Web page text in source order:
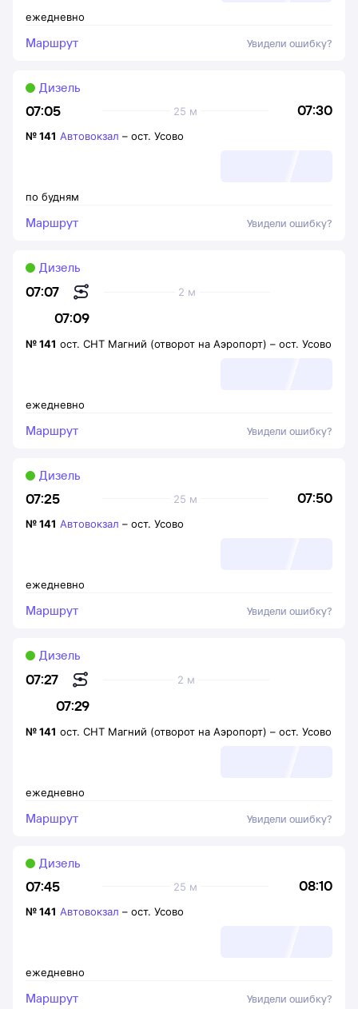
ежедневно
Маршрут Увидели ошибку?
07:05 07:30
25 м
Дизель
по будням
№141 Автовокзал – ост. Усово
Маршрут Увидели ошибку?
07:07
07:09
2 м
Дизель
ежедневно
№141 ост. СНТ Магний (отворот на Аэропорт) – ост. Усово
Маршрут Увидели ошибку?
07:25 07:50
25 м
Дизель
ежедневно
№141 Автовокзал – ост. Усово
Маршрут Увидели ошибку?
07:27
07:29
2 м
Дизель
ежедневно
№141 ост. СНТ Магний (отворот на Аэропорт) – ост. Усово
Маршрут Увидели ошибку?
07:45 08:10
25 м
Дизель
ежедневно
№141 Автовокзал – ост. Усово
Маршрут Увидели ошибку?